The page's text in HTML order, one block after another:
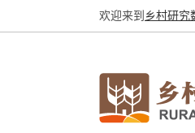
欢迎来到 乡村研究